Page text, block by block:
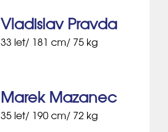
Vladislav Pravda
33 let/ 181 cm/ 75 kg
Marek Mazanec
35 let/ 190 cm/ 72 kg